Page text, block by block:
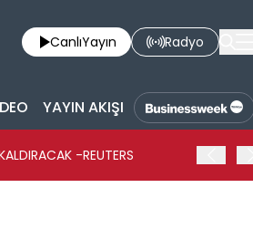
CanlıYayın Radyo
YAYIN AKIŞI
-REUTERS